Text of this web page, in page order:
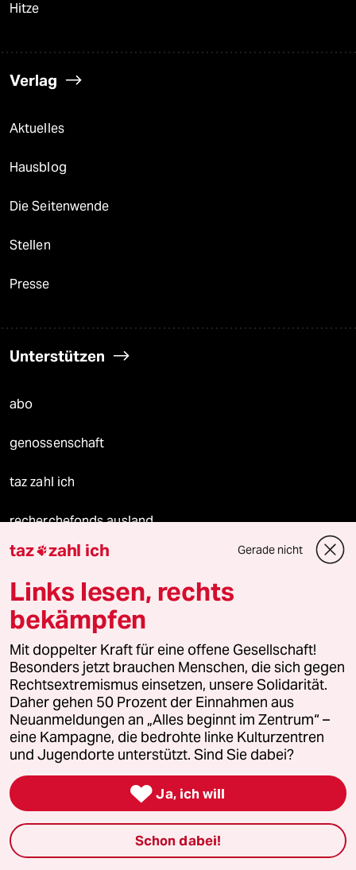
Hitze
Verlag
Aktuelles
Hausblog
Die Seitenwende
Stellen
Presse
Unterstützen
abo
genossenschaft
taz zahl ich
recherchefonds ausland
panterstiftung
panterpreis 2026
Podcast
bundestalk
fernverbindung
klima update°
Mauerecho
taz zahl ich Gerade nicht
Links lesen, rechts
bekämpfen
Mit doppelter Kraft für eine offene Gesellschaft!
Besonders jetzt brauchen Menschen, die sich gegen
Rechtsextremismus einsetzen, unsere Solidarität.
Daher gehen 50 Prozent der Einnahmen aus
Neuanmeldungen an „Alles beginnt im Zentrum“ –
eine Kampagne, die bedrohte linke Kulturzentren
und Jugendorte unterstützt. Sind Sie dabei?
 Ja, ich will
Schon dabei!